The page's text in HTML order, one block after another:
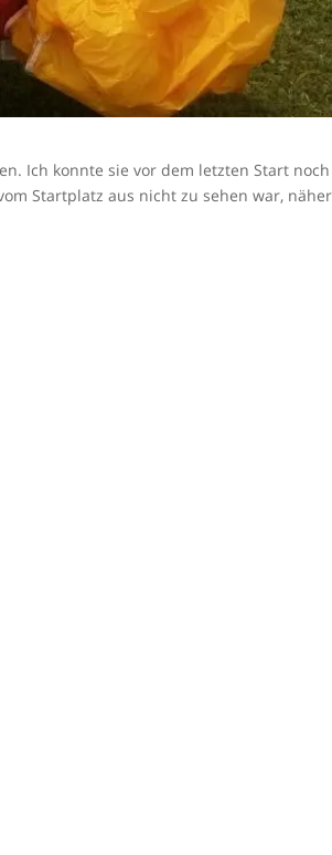
Ich konnte sie vor dem letzten Start noch
Startplatz aus nicht zu sehen war,